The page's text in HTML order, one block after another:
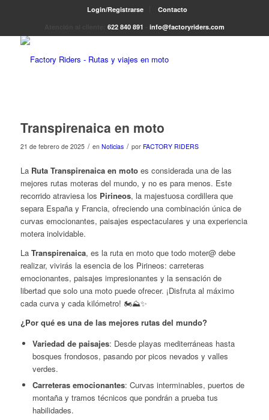
Login/Registrarse
Contacto
622 840 891 info@factoryriders.com
Transpirenaica en moto
21 de febrero de 2025 / en Noticias / por FACTORY RIDERS
La Ruta Transpirenaica en motoes considerada una de las
mejores rutas moteras del mundo, y no es para menos. Este
recorrido atraviesa los Pirineos, la majestuosa cordillera que
separa España y Francia, ofreciendo una combinación única de
curvas emocionantes, paisajes espectaculares y una experiencia
motera inolvidable.
La Transpirenaica, es la ruta en moto que todo moter@ debe
realizar, vivirás la esencia de los Pirineos: carreteras
emocionantes, paisajes impresionantes y la sensación de
libertad que solo una moto puede ofrecer. ¡Disfruta al máximo
cada curva y cada kilómetro! 🏍️⛰️✨
¿Por qué es una de las mejores rutas del mundo?
Variedad de paisajes: Desde playas mediterráneas hasta
bosques frondosos, pasando por picos nevados y valles
verdes.
Carreteras emocionantes: Curvas interminables, puertos de
montaña y tramos técnicos que pondrán a prueba tus
habilidades.